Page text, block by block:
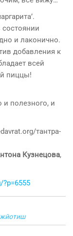
состоянии
и лаконично.
добавления к
всей
пиццы!
и полезного, и
тантра-
Кузнецова,